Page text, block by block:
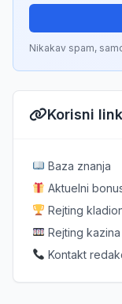
Nikakav spam,
Korisni
Baza znanja
Aktuelni
Rejting
Rejting kazina
Kontakt